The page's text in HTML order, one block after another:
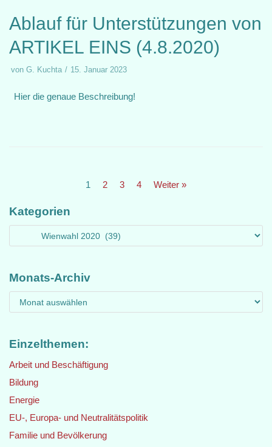
Ablauf für Unterstützungen von
ARTIKEL EINS (4.8.2020)
von G. Kuchta 15. Januar 2023
Hier die genaue Beschreibung!
1 2 3 4 Weiter »
Kategorien
Monats-Archiv
Einzelthemen:
Arbeit und Beschäftigung
Bildung
Energie
EU-, Europa- und Neutralitätspolitik
Familie und Bevölkerung